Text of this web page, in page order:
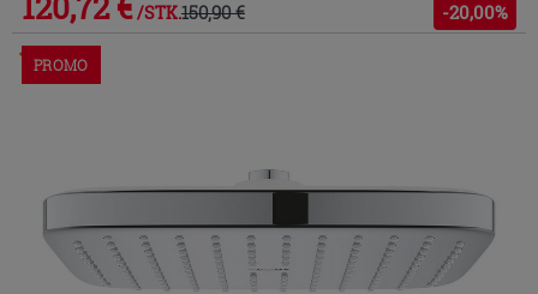
/STK.150,90 € -20,00%
Im Geschäft oder über den Kundenservice bestellbar
PROMO